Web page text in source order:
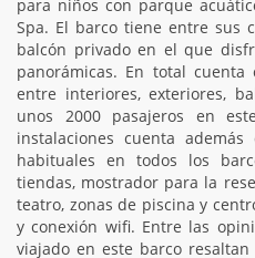
para niños con parque
Spa. El barco tiene entre sus
balcón privado en el que
panorámicas. En total cuenta
entre interiores, exteriores,
unos 2000 pasajeros en
instalaciones cuenta
habituales en todos los
tiendas, mostrador para la
teatro, zonas de piscina y
y conexión wifi. Entre las
viajado en este barco